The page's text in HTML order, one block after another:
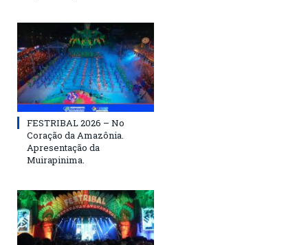
FESTRIBAL 2026 – No
Coração da Amazônia.
Apresentação da
Muirapinima.